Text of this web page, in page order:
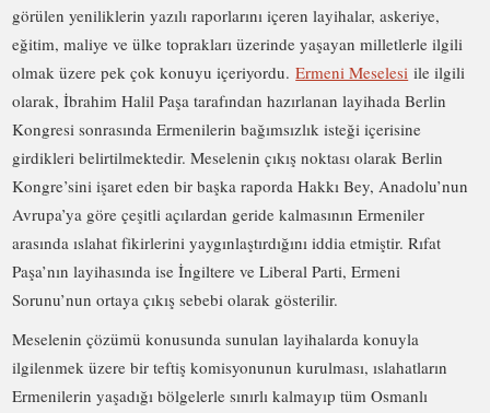
görülen yeniliklerin yazılı raporlarını içeren layihalar, askeriye,
eğitim, maliye ve ülke toprakları üzerinde yaşayan milletlerle ilgili
olmak üzere pek çok konuyu içeriyordu.Ermeni Meselesi ile ilgili
olarak, İbrahim Halil Paşa tarafından hazırlanan layihada Berlin
Kongresi sonrasında Ermenilerin bağımsızlık isteği içerisine
girdikleri belirtilmektedir. Meselenin çıkış noktası olarak Berlin
Kongre’sini işaret eden bir başka raporda Hakkı Bey, Anadolu’nun
Avrupa’ya göre çeşitli açılardan geride kalmasının Ermeniler
arasında ıslahat fikirlerini yaygınlaştırdığını iddia etmiştir. Rıfat
Paşa’nın layihasında ise İngiltere ve Liberal Parti, Ermeni
Sorunu’nun ortaya çıkış sebebi olarak gösterilir.
Meselenin çözümü konusunda sunulan layihalarda konuyla
ilgilenmek üzere bir teftiş komisyonunun kurulması, ıslahatların
Ermenilerin yaşadığı bölgelerle sınırlı kalmayıp tüm Osmanlı